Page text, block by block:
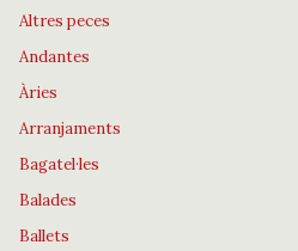
Altres peces
Andantes
Àries
Arranjaments
Bagatel·les
Balades
Ballets